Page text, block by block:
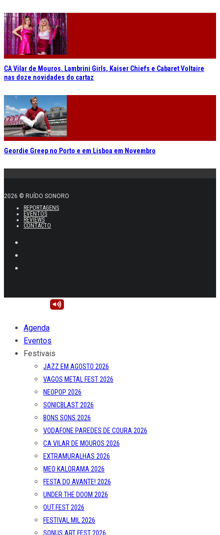
CA Vilar de Mouros. Lambrini Girls, Kaiser Chiefs e Cabaret Voltaire
nas doze novidades do cartaz
Geordie Greep no Porto e em Lisboa em Novembro
2026 © RUÍDO SONORO
REPORTAGENS
EVENTOS
REVIEWS
CONTACTO
Agenda
Eventos
Festivais
JAZZ EM AGOSTO 2026
VAGOS METAL FEST 2026
NEOPOP 2026
SONICBLAST 2026
BONS SONS 2026
VODAFONE PAREDES DE COURA 2026
CA VILAR DE MOUROS 2026
EXTRAMURALHAS 2026
MEO KALORAMA 2026
FESTA DO AVANTE! 2026
UNDER THE DOOM 2026
OUT.FEST 2026
FESTIVAL MIL 2026
SONUS ART FEST 2026